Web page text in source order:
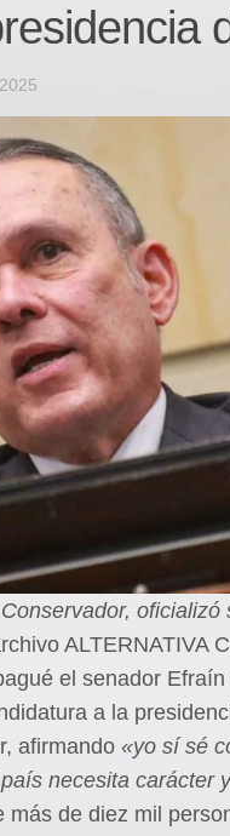
oficializó
ALTERNATIVA
el senador
a la
afirmando«yo sí sé
necesita carácter
más de diez mil